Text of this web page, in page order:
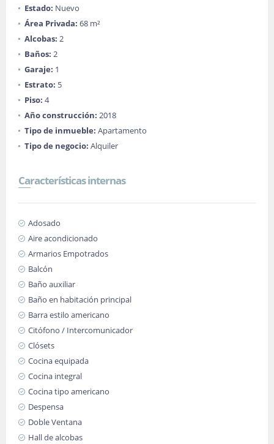
Estado: Nuevo
Área Privada: 68 m²
Alcobas: 2
Baños: 2
Garaje: 1
Estrato: 5
Piso: 4
Año construcción: 2018
Tipo de inmueble: Apartamento
Tipo de negocio: Alquiler
Características internas
Adosado
Aire acondicionado
Armarios Empotrados
Balcón
Baño auxiliar
Baño en habitación principal
Barra estilo americano
Citófono / Intercomunicador
Clósets
Cocina equipada
Cocina integral
Cocina tipo americano
Despensa
Doble Ventana
Hall de alcobas